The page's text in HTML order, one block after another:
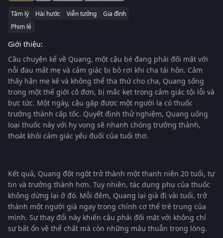
Tâm lý Hài hước Viễn tưởng
Gia đình
Phim lẻ
Giới thiệu:
Câu chuyện kể về Quang, một cậu bé đang phải đối mặt với
nỗi đau mất mẹ và cảm giác bị bỏ rơi khi cha tái hôn. Cảm
thấy hận mẹ kế và không thể tha thứ cho cha, Quang sống
trong một thế giới cô đơn, bị mắc kẹt trong cảm giác tội lỗi và
bực tức. Một ngày, cậu gặp được một người lạ có thuốc
trưởng thành cấp tốc. Quyết định thử nghiệm, Quang uống
loại thuốc này với hy vọng sẽ nhanh chóng trưởng thành,
thoát khỏi cảm giác yếu đuối của tuổi thơ.
Kết quả, Quang đột ngột trở thành một thanh niên 20 tuổi, tự
tin và trưởng thành hơn. Tuy nhiên, tác dụng phụ của thuốc
không dừng lại ở đó. Mỗi đêm, Quang lại già đi vài tuổi, trở
thành một người già ngay trong chính cơ thể trẻ trung của
mình. Sự thay đổi này khiến cậu phải đối mặt với không chỉ
sự bất ổn về thể chất mà còn những mâu thuẫn trong lòng.